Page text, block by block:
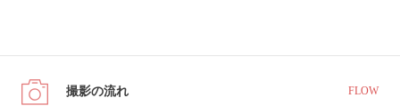
撮影の流れ FLOW